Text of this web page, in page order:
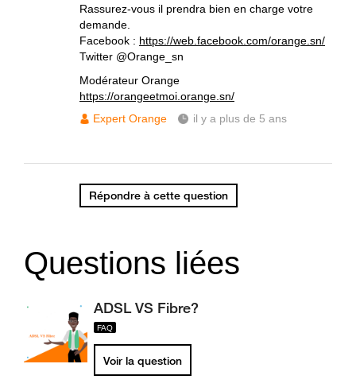
Rassurez-vous il prendra bien en charge votre
demande.
Facebook : https://web.facebook.com/orange.sn/
Twitter @Orange_sn
Modérateur Orange
https://orangeetmoi.orange.sn/
Expert Orange
il y a plus de 5 ans
Répondre à cette question
Questions liées
ADSL VS Fibre?
Voir la question